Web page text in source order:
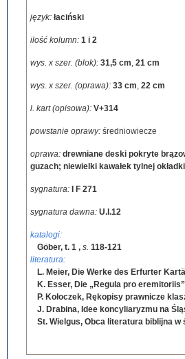
język: łaciński
ilość kolumn: 1 i 2
wys. x szer. (blok): 31,5 cm, 21 cm
wys. x szer. (oprawa): 33 cm, 22 cm
l. kart (opisowa): V+314
powstanie oprawy: średniowiecze
oprawa: drewniane deski pokryte
guzach; niewielki kawałek tylnej
sygnatura: I F 271
sygnatura dawna: U.I.12
katalogi:
Göber, t. 1 , s. 118-121
literatura:
L. Meier, Die Werke des Erfurter
K. Esser, Die „Regula pro
P. Kołoczek, Rękopisy prawnicze
J. Drabina, Idee koncyliaryzmu na
St. Wielgus, Obca literatura biblijna